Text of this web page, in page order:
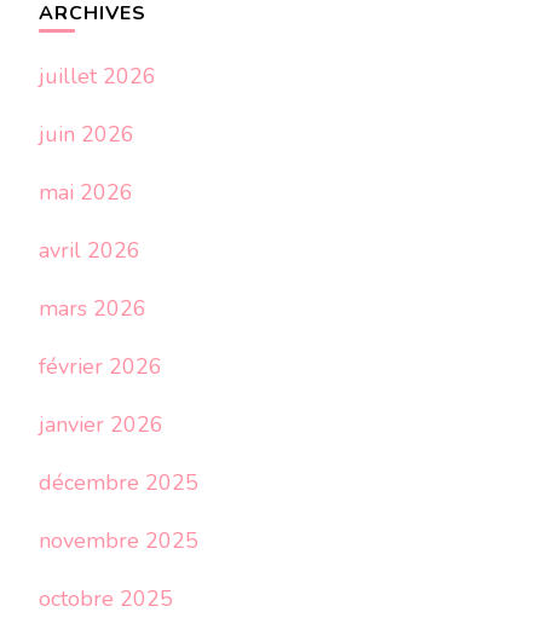
ARCHIVES
juillet 2026
juin 2026
mai 2026
avril 2026
mars 2026
février 2026
janvier 2026
décembre 2025
novembre 2025
octobre 2025